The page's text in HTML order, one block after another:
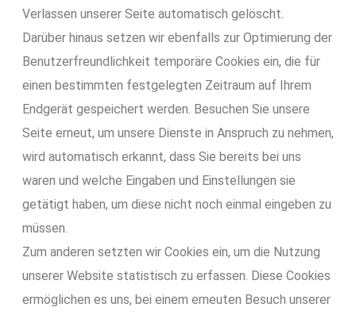
Verlassen unserer Seite automatisch gelöscht.
Darüber hinaus setzen wir ebenfalls zur Optimierung der
Benutzerfreundlichkeit temporäre Cookies ein, die für
einen bestimmten festgelegten Zeitraum auf Ihrem
Endgerät gespeichert werden. Besuchen Sie unsere
Seite erneut, um unsere Dienste in Anspruch zu nehmen,
wird automatisch erkannt, dass Sie bereits bei uns
waren und welche Eingaben und Einstellungen sie
getätigt haben, um diese nicht noch einmal eingeben zu
müssen.
Zum anderen setzten wir Cookies ein, um die Nutzung
unserer Website statistisch zu erfassen. Diese Cookies
ermöglichen es uns, bei einem erneuten Besuch unserer